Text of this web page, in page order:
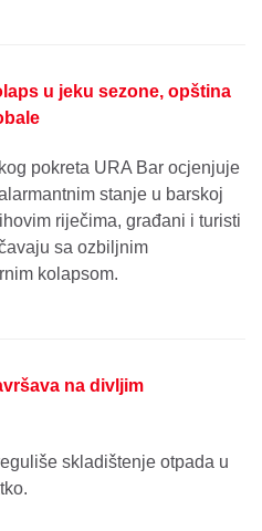
u jeku sezone, opština
pokreta URA Bar ocjenjuje
stanje u barskoj
riječima, građani i turisti
sa ozbiljnim
kolapsom.
na divljim
skladištenje otpada u